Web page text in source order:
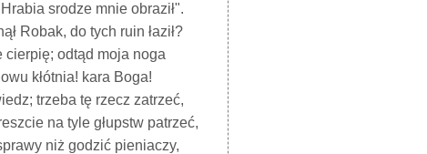
srodze mnie obraził".
Robak, do tych ruin łaził?
cierpię; odtąd moja noga
kłótnia! kara Boga!
trzeba tę rzecz zatrzeć,
na tyle głupstw patrzeć,
niż godzić pieniaczy,